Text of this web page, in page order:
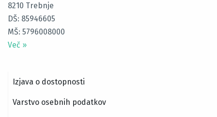
8210 Trebnje
DŠ: 85946605
MŠ: 5796008000
Več »
Izjava o dostopnosti
Varstvo osebnih podatkov